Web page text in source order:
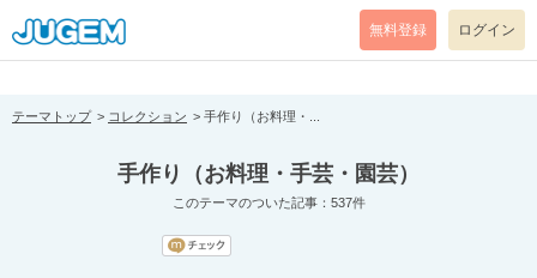
[pear_error: message="Success" code=0 mode=return level=notice
prefix="" info=""]
無料登録 ログイン
テーマトップ コレクション 手作り（お料理・...
手作り（お料理・手芸・園芸）
このテーマのついた記事：537件